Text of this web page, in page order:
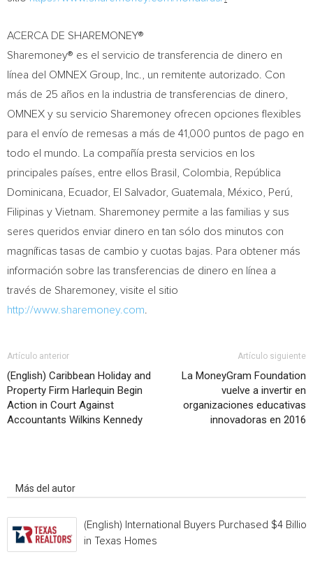
ACERCA DE SHAREMONEY®
Sharemoney® es el servicio de transferencia de dinero en
línea del OMNEX Group, Inc., un remitente autorizado. Con
más de 25 años en la industria de transferencias de dinero,
OMNEX y su servicio Sharemoney ofrecen opciones flexibles
para el envío de remesas a más de 41,000 puntos de pago en
todo el mundo. La compañía presta servicios en los
principales países, entre ellos Brasil, Colombia , República
Dominicana,
Ecuador, El Salvador, Guatemala , México, Perú,
Filipinas y Vietnam . Sharemoney permite a las familias y sus
seres queridos enviar dinero en tan sólo dos minutos con
magníficas tasas de cambio y cuotas bajas. Para obtener más
información sobre las transferencias de dinero en línea a
través de Sharemoney, visite el sitio
http://www.sharemoney.com
Artículo anterior
(English) Caribbean Holiday and
Property Firm Harlequin Begin
Action in Court Against
Accountants Wilkins Kennedy
Artículo siguiente
La MoneyGram Foundation
vuelve a invertir en
organizaciones educativas
innovadoras en 2016
Más del autor
(English) International Buyers Purchased $4 Billion
in Texas Homes